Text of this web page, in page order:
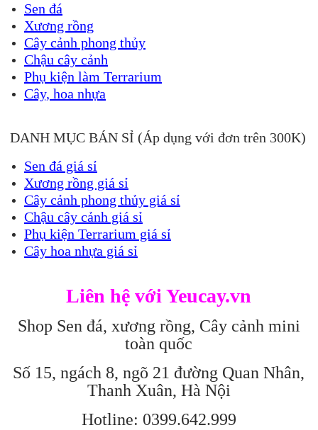
Sen đá
Xương rồng
Cây cảnh phong thủy
Chậu cây cảnh
Phụ kiện làm Terrarium
Cây, hoa nhựa
DANH MỤC BÁN SỈ (Áp dụng với đơn trên 300K)
Sen đá giá sỉ
Xương rồng giá sỉ
Cây cảnh phong thủy giá sỉ
Chậu cây cảnh giá sỉ
Phụ kiện Terrarium giá sỉ
Cây hoa nhựa giá sỉ
Liên hệ với Yeucay.vn
Shop Sen đá, xương rồng, Cây cảnh mini
toàn quốc
Số 15, ngách 8, ngõ 21 đường Quan Nhân,
Thanh Xuân, Hà Nội
Hotline: 0399.642.999